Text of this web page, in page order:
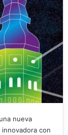
nueva
con